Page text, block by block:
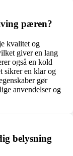
pæren?
kvalitet og
giver en lang
også en kold
sikrer en klar og
gør
anvendelser og
belysning